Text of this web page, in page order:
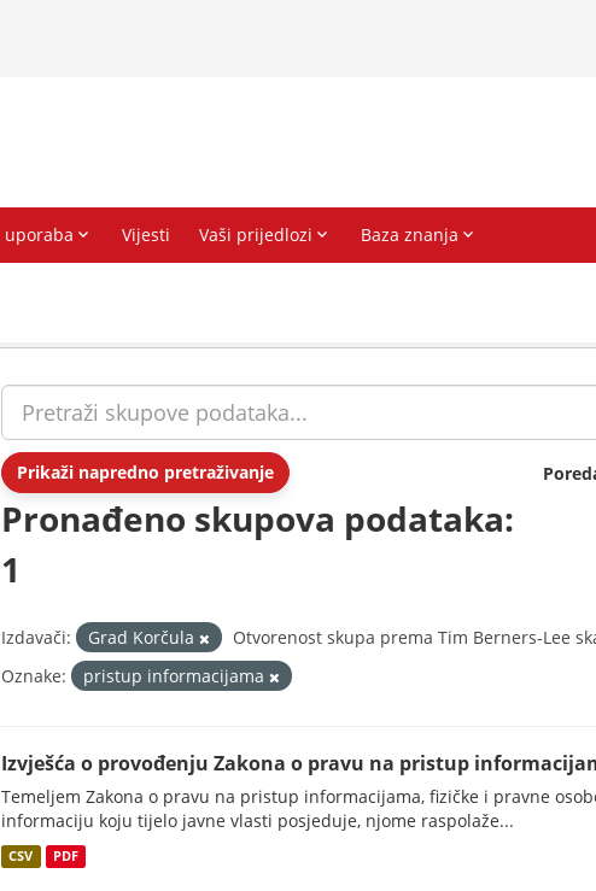
Prikaži napredno pretraživanje
Pronađeno skupova podataka:
1
Izdavači: Grad Korčula Otvorenost skupa prema Tim Berners-Lee
Oznake:
pristup informacijama
Izvješća o provođenju Zakona o pravu na pristup
Temeljem Zakona o pravu na pristup informacijama, fizičke i pravne
informaciju koju tijelo javne vlasti posjeduje, njome raspolaže...
CSV PDF